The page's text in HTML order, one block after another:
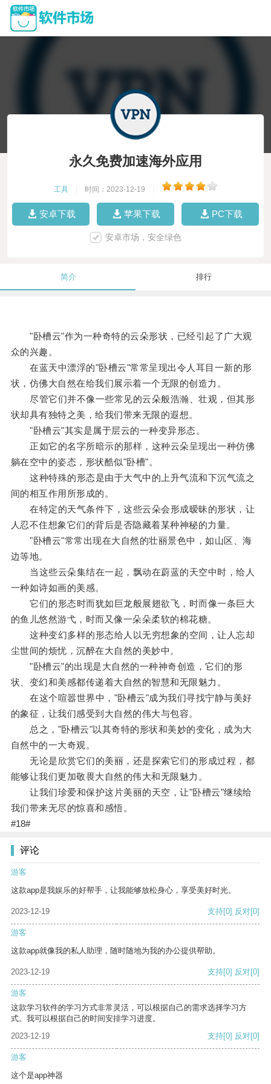
永久免费加速海外应用
工具 时间：2023-12-19
安卓下载 苹果下载 PC下载
安卓市场，安全绿色
简介 排行
"卧槽云"作为一种奇特的云朵形状，已经引起了广大观
众的兴趣。
在蓝天中漂浮的"卧槽云"常常呈现出令人耳目一新的形
状，仿佛大自然在给我们展示着一个无限的创造力。
尽管它们并不像一些常见的云朵般浩瀚、壮观，但其形
状却具有独特之美，给我们带来无限的遐想。
"卧槽云"其实是属于层云的一种变异形态。
正如它的名字所暗示的那样，这种云朵呈现出一种仿佛
躺在空中的姿态，形状酷似"卧槽"。
这种特殊的形态是由于大气中的上升气流和下沉气流之
间的相互作用所形成的。
在特定的天气条件下，这些云朵会形成暧昧的形状，让
人忍不住想象它们的背后是否隐藏着某种神秘的力量。
"卧槽云"常常出现在大自然的壮丽景色中，如山区、海
边等地。
当这些云朵集结在一起，飘动在蔚蓝的天空中时，给人
一种如诗如画的美感。
它们的形态时而犹如巨龙般展翅欲飞，时而像一条巨大
的鱼儿悠然游弋，时而又像一朵朵柔软的棉花糖。
这种变幻多样的形态给人以无穷想象的空间，让人忘却
尘世间的烦忧，沉醉在大自然的美妙中。
"卧槽云"的出现是大自然的一种神奇创造，它们的形
状、变幻和美感都传递着大自然的智慧和无限魅力。
在这个喧嚣世界中，"卧槽云"成为我们寻找宁静与美好
的象征，让我们感受到大自然的伟大与包容。
总之，"卧槽云"以其奇特的形状和美妙的变化，成为大
自然中的一大奇观。
无论是欣赏它们的美丽，还是探索它们的形成过程，都
能够让我们更加敬畏大自然的伟大和无限魅力。
让我们珍爱和保护这片美丽的天空，让"卧槽云"继续给
我们带来无尽的惊喜和感悟。
#18#
评论
游客
这款app是我娱乐的好帮手，让我能够放松身心，享受美好时光。
2023-12-19 支持[0] 反对[0]
游客
这款app就像我的私人助理，随时随地为我的办公提供帮助。
2023-12-19 支持[0] 反对[0]
游客
这款学习软件的学习方式非常灵活，可以根据自己的需求选择学习方
式。我可以根据自己的时间安排学习进度。
2023-12-19
支持[0] 反对[0]
游客
这个是app神器